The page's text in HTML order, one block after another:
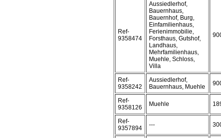
Ref-
9358474
Aussiedlerhof,
Bauernhaus,
Bauernhof, Burg,
Einfamilienhaus,
Ferienimmobilie,
Forsthaus, Gutshof,
Landhaus,
Mehrfamilienhaus,
Muehle, Schloss,
Villa
Ref-
9358242
Aussiedlerhof,
Bauernhaus, Muehle
Ref-
9358126
Muehle
Ref-
9357894
---